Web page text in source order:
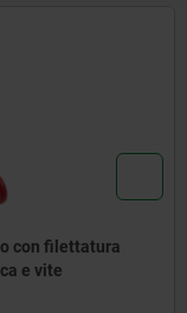
con
in plastica-